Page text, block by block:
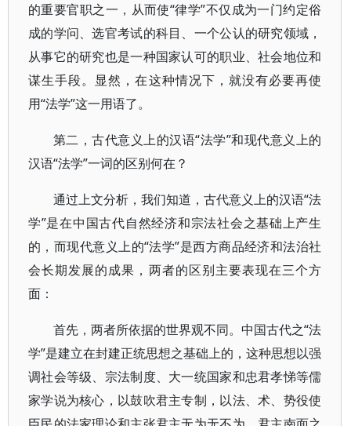
的重要官职之一，从而使“律学”不仅成为一门约定俗
成的学问、选官考试的科目、一个公认的研究领域，
从事它的研究也是一种国家认可的职业、社会地位和
谋生手段。显然，在这种情况下，就没有必要再使
用“法学”这一用语了。
第二，古代意义上的汉语“法学”和现代意义上的
汉语“法学”一词的区别何在？
通过上文分析，我们知道，古代意义上的汉语“法
学”是在中国古代自然经济和宗法社会之基础上产生
的，而现代意义上的“法学”是西方商品经济和法治社
会长期发展的成果，两者的区别主要表现在三个方
面：
首先，两者所依据的世界观不同。中国古代之“法
学”是建立在封建正统思想之基础上的，这种思想以强
调社会等级、宗法制度、大一统国家和忠君孝悌等儒
家学说为核心，以鼓吹君主专制，以法、术、势役使